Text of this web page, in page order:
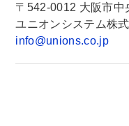
〒542-0012 大阪市中
ユニオンシステム株
info@unions.co.jp